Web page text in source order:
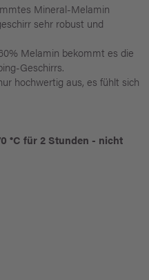
Mineral-Melamin
sehr robust und
Melamin bekommt es die
Geschirrs.
hochwertig aus, es fühlt sich
°C für 2 Stunden - nicht